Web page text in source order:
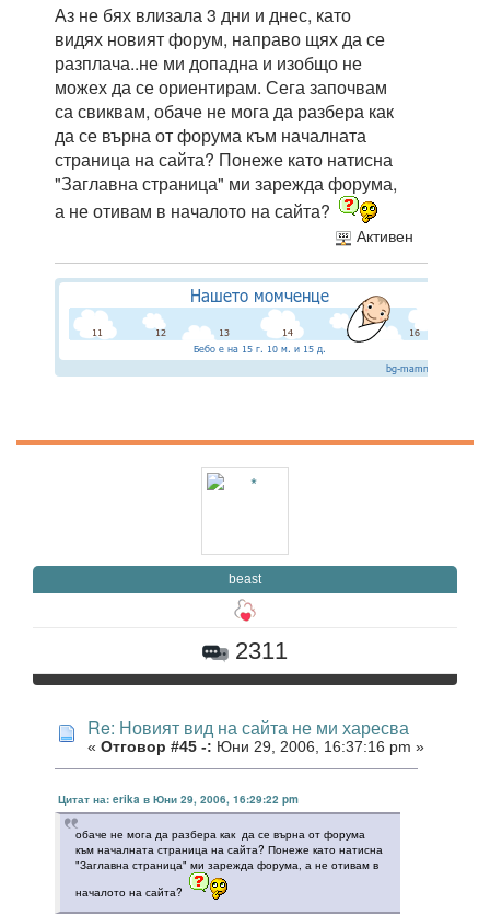
Аз не бях влизала 3 дни и днес, като
видях новият форум, направо щях да се
разплача..не ми допадна и изобщо не
можех да се ориентирам. Сега започвам
са свиквам, обаче не мога да разбера как
да се върна от форума към началната
страница на сайта? Понеже като натисна
"Заглавна страница" ми зарежда форума,
а не отивам в началото на сайта?
Активен
beast
2311
Re: Новият вид на сайта не ми харесва
« Отговор #45 -: Юни 29, 2006, 16:37:16 pm »
Цитат на: erika в Юни 29, 2006, 16:29:22 pm
обаче не мога да разбера как да се върна от форума
към началната страница на сайта? Понеже като натисна
"Заглавна страница" ми зарежда форума, а не отивам в
началото на сайта?